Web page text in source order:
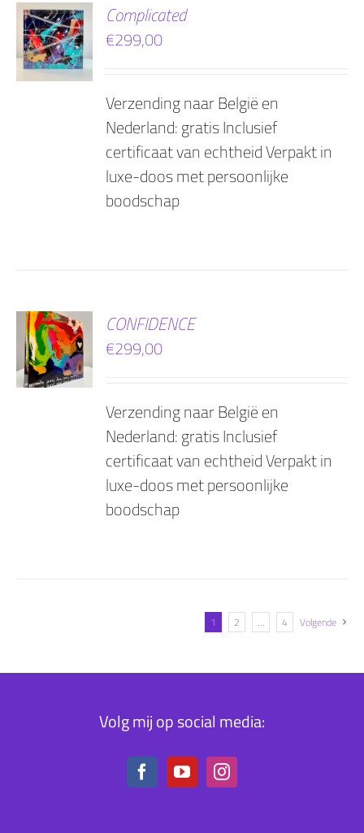
Complicated
€299,00
Verzending naar België en
Nederland: gratis Inclusief
certificaat van echtheid Verpakt in
luxe-doos met persoonlijke
boodschap
CONFIDENCE
€299,00
Verzending naar België en
Nederland: gratis Inclusief
certificaat van echtheid Verpakt in
luxe-doos met persoonlijke
boodschap
1 2 … 4 Volgende
Volg mij op social media: